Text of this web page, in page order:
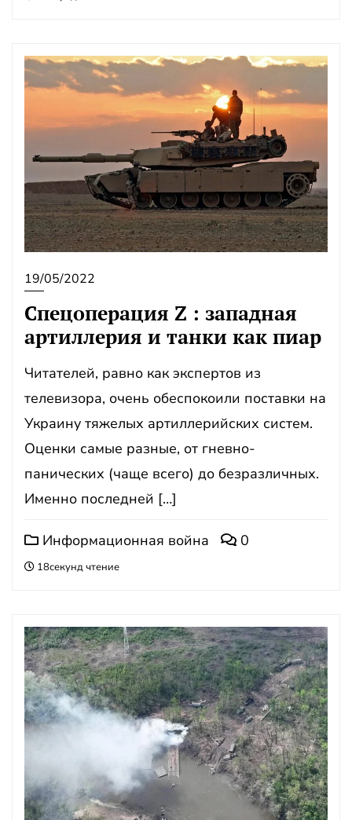
19/05/2022
Спецоперация Z : западная
артиллерия и танки как пиар
Читателей, равно как экспертов из
телевизора, очень обеспокоили поставки на
Украину тяжелых артиллерийских систем.
Оценки самые разные, от гневно-
панических (чаще всего) до безразличных.
Именно последней […]
Информационная война 0
18секунд чтение